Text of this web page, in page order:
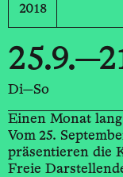
2018
Di—So
Einen Monat
Vom 25.
präsentieren die
Freie